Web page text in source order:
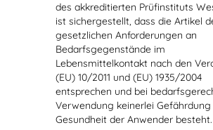
des akkreditierten Prüfinstituts
ist sichergestellt, dass die Artikel
gesetzlichen Anforderungen an
Bedarfsgegenstände im
Lebensmittelkontakt nach den
(EU) 10/2011 und (EU) 1935/2004
entsprechen und bei
Verwendung keinerlei
Gesundheit der Anwender besteht.